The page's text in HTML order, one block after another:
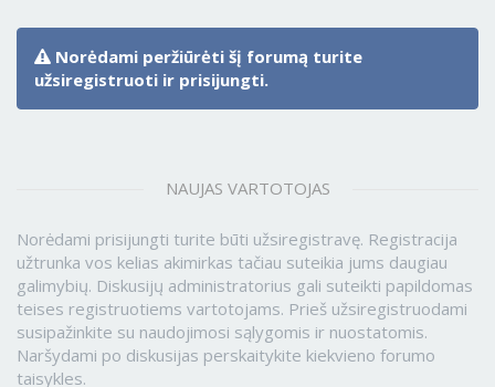
Norėdami peržiūrėti šį forumą turite
užsiregistruoti ir prisijungti.
NAUJAS VARTOTOJAS
Norėdami prisijungti turite būti užsiregistravę. Registracija
užtrunka vos kelias akimirkas tačiau suteikia jums daugiau
galimybių. Diskusijų administratorius gali suteikti papildomas
teises registruotiems vartotojams. Prieš užsiregistruodami
susipažinkite su naudojimosi sąlygomis ir nuostatomis.
Naršydami po diskusijas perskaitykite kiekvieno forumo
taisykles.